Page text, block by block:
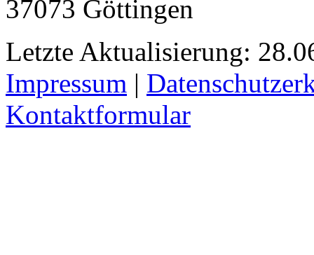
37073 Göttingen
Letzte Aktualisierung:
Impressum |
Kontaktformular